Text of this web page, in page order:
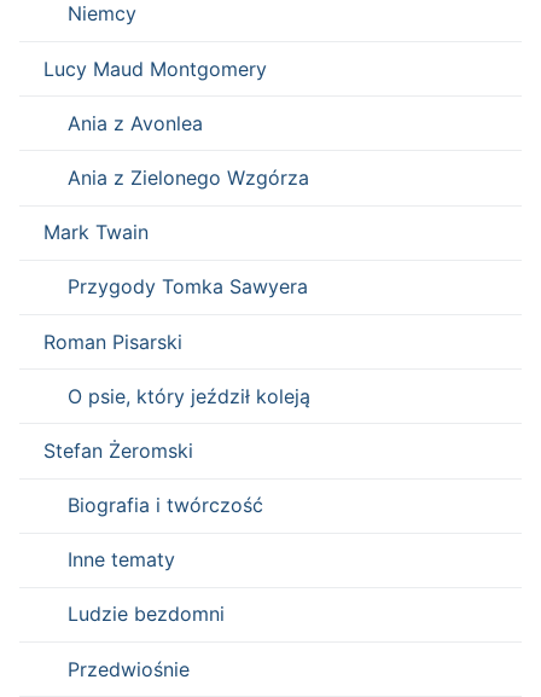
Niemcy
Lucy Maud Montgomery
Ania z Avonlea
Ania z Zielonego Wzgórza
Mark Twain
Przygody Tomka Sawyera
Roman Pisarski
O psie, który jeździł koleją
Stefan Żeromski
Biografia i twórczość
Inne tematy
Ludzie bezdomni
Przedwiośnie